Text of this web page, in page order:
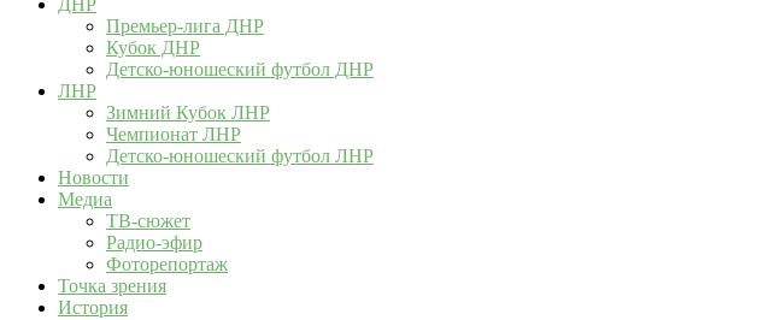
ДНР
Премьер-лига ДНР
Кубок ДНР
Детско-юношеский футбол ДНР
ЛНР
Зимний Кубок ЛНР
Чемпионат ЛНР
Детско-юношеский футбол ЛНР
Новости
Медиа
ТВ-сюжет
Радио-эфир
Фоторепортаж
Точка зрения
История